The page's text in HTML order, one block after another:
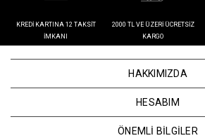
KREDI KARTINA 12 TAKSIT
İMKANI
2000 TL VE ÜZERI ÜCRETSIZ
KARGO
HAKKIMIZDA
HESABIM
ÖNEMLİ BİLGİLER